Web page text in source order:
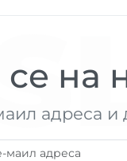
се на
адреса